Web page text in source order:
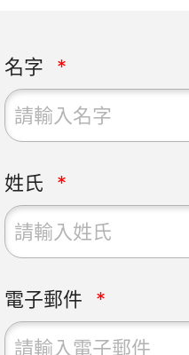
名字
姓氏
電子郵件